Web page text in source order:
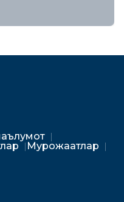
Мурожаатлар